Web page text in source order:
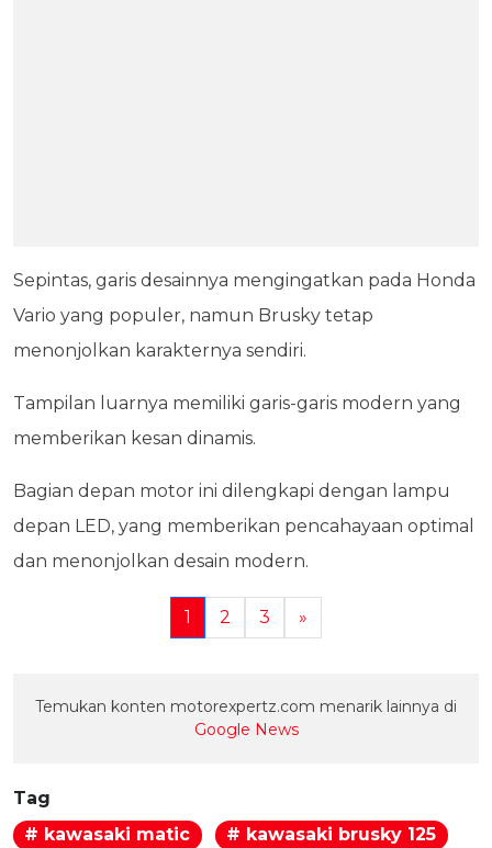
Sepintas, garis desainnya mengingatkan pada Honda
Vario yang populer, namun Brusky tetap
menonjolkan karakternya sendiri.
Tampilan luarnya memiliki garis-garis modern yang
memberikan kesan dinamis.
Bagian depan motor ini dilengkapi dengan lampu
depan LED, yang memberikan pencahayaan optimal
dan menonjolkan desain modern.
1 2 3 »
Temukan konten motorexpertz.com menarik lainnya di
Google News
Tag
# kawasaki matic
# kawasaki brusky 125